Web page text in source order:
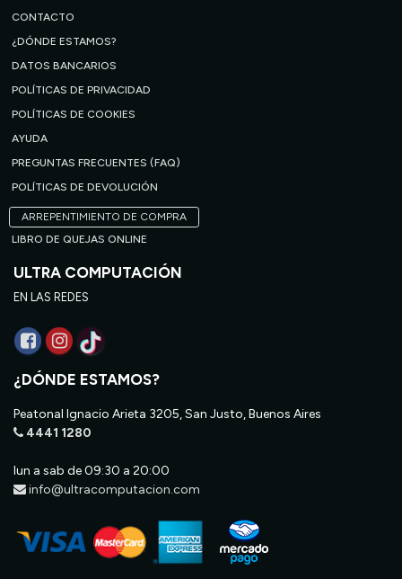
CONTACTO
¿DÓNDE ESTAMOS?
DATOS BANCARIOS
POLÍTICAS DE PRIVACIDAD
POLÍTICAS DE COOKIES
AYUDA
PREGUNTAS FRECUENTES (FAQ)
POLÍTICAS DE DEVOLUCIÓN
ARREPENTIMIENTO DE COMPRA
LIBRO DE QUEJAS ONLINE
ULTRA COMPUTACIÓN
EN LAS REDES
¿DÓNDE ESTAMOS?
Peatonal Ignacio Arieta 3205, San Justo, Buenos Aires
4441 1280
lun a sab de 09:30 a 20:00
info@ultracomputacion.com